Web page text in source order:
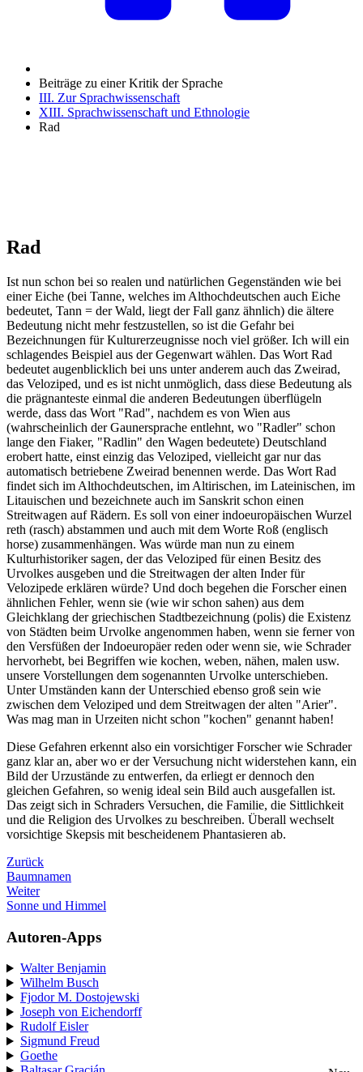
Beiträge zu einer Kritik der Sprache
III. Zur Sprachwissenschaft
XIII. Sprachwissenschaft und Ethnologie
Rad
Rad
Ist nun schon bei so realen und natürlichen Gegenständen wie bei
einer Eiche (bei Tanne, welches im Althochdeutschen auch Eiche
bedeutet, Tann = der Wald, liegt der Fall ganz ähnlich) die ältere
Bedeutung nicht mehr festzustellen, so ist die Gefahr bei
Bezeichnungen für Kulturerzeugnisse noch viel größer. Ich will ein
schlagendes Beispiel aus der Gegenwart wählen. Das Wort Rad
bedeutet augenblicklich bei uns unter anderem auch das Zweirad,
das Veloziped, und es ist nicht unmöglich, dass diese Bedeutung als
die prägnanteste einmal die anderen Bedeutungen überflügeln
werde, dass das Wort "Rad", nachdem es von Wien aus
(wahrscheinlich der Gaunersprache entlehnt, wo "Radler" schon
lange den Fiaker, "Radlin" den Wagen bedeutete) Deutschland
erobert hatte, einst einzig das Veloziped, vielleicht gar nur das
automatisch betriebene Zweirad benennen werde. Das Wort Rad
findet sich im Althochdeutschen, im Altirischen, im Lateinischen, im
Litauischen und bezeichnete auch im Sanskrit schon einen
Streitwagen auf Rädern. Es soll von einer indoeuropäischen Wurzel
reth (rasch) abstammen und auch mit dem Worte Roß (englisch
horse) zusammenhängen. Was würde man nun zu einem
Kulturhistoriker sagen, der das Veloziped für einen Besitz des
Urvolkes ausgeben und die Streitwagen der alten Inder für
Velozipede erklären würde? Und doch begehen die Forscher einen
ähnlichen Fehler, wenn sie (wie wir schon sahen) aus dem
Gleichklang der griechischen Stadtbezeichnung (polis) die Existenz
von Städten beim Urvolke angenommen haben, wenn sie ferner von
den Versfüßen der Indoeuropäer reden oder wenn sie, wie Schrader
hervorhebt, bei Begriffen wie kochen, weben, nähen, malen usw.
unsere Vorstellungen dem sogenannten Urvolke unterschieben.
Unter Umständen kann der Unterschied ebenso groß sein wie
zwischen dem Veloziped und dem Streitwagen der alten "Arier".
Was mag man in Urzeiten nicht schon "kochen" genannt haben!
Diese Gefahren erkennt also ein vorsichtiger Forscher wie Schrader
ganz klar an, aber wo er der Versuchung nicht widerstehen kann, ein
Bild der Urzustände zu entwerfen, da erliegt er dennoch den
gleichen Gefahren, so wenig ideal sein Bild auch ausgefallen ist.
Das zeigt sich in Schraders Versuchen, die Familie, die Sittlichkeit
und die Religion des Urvolkes zu beschreiben. Überall wechselt
vorsichtige Skepsis mit bescheidenem Phantasieren ab.
Zurück
Baumnamen
Weiter
Sonne und Himmel
Autoren-Apps
Walter Benjamin
Wilhelm Busch
Fjodor M. Dostojewski
Joseph von Eichendorff
Rudolf Eisler
Sigmund Freud
Goethe